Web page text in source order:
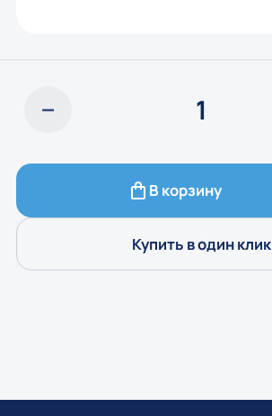
В корзину
Купить в один клик